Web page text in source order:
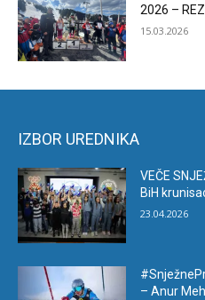
2026 –
15.03.2026
IZBOR UREDNIKA
VEČE
BiH
23.04.2026
– Anur